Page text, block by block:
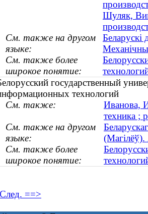
Шуляк,
См. также на другом
языке:
Беларускі
См. также более
широкое понятие:
государственный
технологий
См. также:
Иванова,
техника ;
См. также на другом
языке:
(Магілёў).
См. также более
широкое понятие:
След. ==>